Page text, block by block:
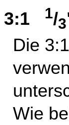
3:1
1/3
Die
Wie